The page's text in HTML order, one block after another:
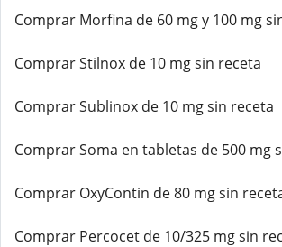
Comprar Morfina de 60 mg y 100 mg
Comprar Stilnox de 10 mg sin receta
Comprar Sublinox de 10 mg sin receta
Comprar Soma en tabletas de 500 mg
Comprar OxyContin de 80 mg sin
Comprar Percocet de 10/325 mg sin